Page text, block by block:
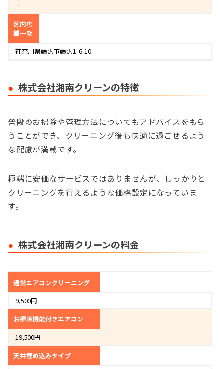
‐
区内店
舗一覧
神奈川県藤沢市藤沢1-6-10
株式会社湘南クリーンの特徴
普段のお掃除や管理方法についてもアドバイスをもら
うことができ、クリーニング後も快適に過ごせるよう
な配慮が満載です。
極端に安価なサービスではありませんが、しっかりと
クリーニングを行えるような価格設定になっていま
す。
株式会社湘南クリーンの料金
通常エアコンクリーニング
9,500円
お掃除機能付きエアコン
19,500円
天井埋め込みタイプ